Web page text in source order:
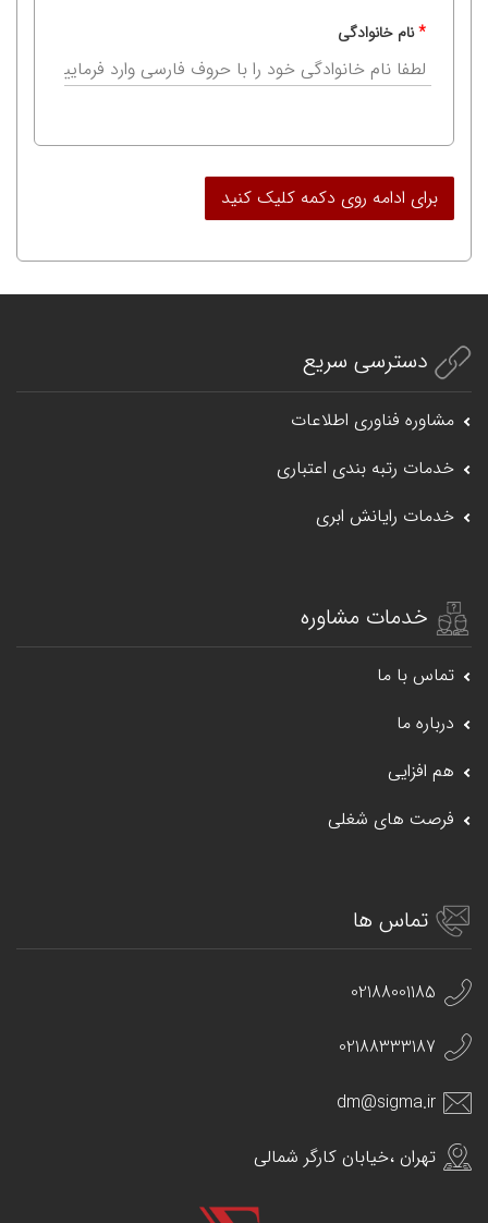
*نام خانوادگی
دسترسی سریع
مشاوره فناوری اطلاعات
خدمات رتبه بندی اعتباری
خدمات رایانش ابری
خدمات مشاوره
تماس با ما
درباره ما
هم افزایی
فرصت های شغلی
تماس ها
02188001185
02188333187
dm@sigma.ir
تهران ،خیابان کارگر شمالی